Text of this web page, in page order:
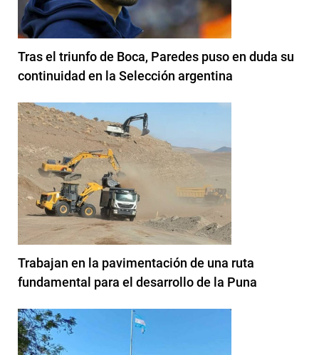
Tras el triunfo de Boca, Paredes puso en duda su
continuidad en la Selección argentina
Trabajan en la pavimentación de una ruta
fundamental para el desarrollo de la Puna